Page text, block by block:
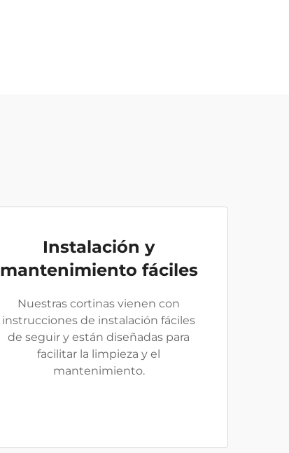
Instalación y
mantenimiento fáciles
Nuestras cortinas vienen con
instrucciones de instalación fáciles
de seguir y están diseñadas para
facilitar la limpieza y el
mantenimiento.